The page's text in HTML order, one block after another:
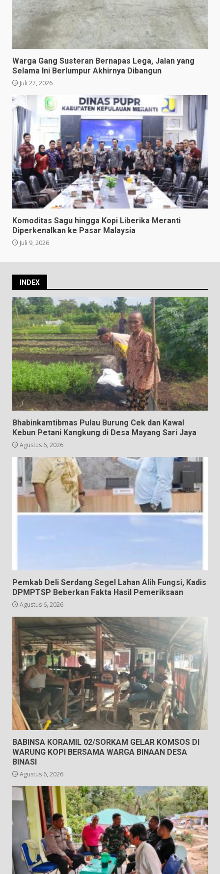
Warga Gang Susteran Bernapas Lega, Jalan yang
Selama Ini Berlumpur Akhirnya Dibangun
Juli 27, 2026
Komoditas Sagu hingga Kopi Liberika Meranti
Diperkenalkan ke Pasar Malaysia
Juli 9, 2026
INDEX
Bhabinkamtibmas Pulau Burung Cek dan Kawal
Kebun Petani Kangkung di Desa Mayang Sari Jaya
Agustus 6, 2026
Pemkab Deli Serdang Segel Lahan Alih Fungsi, Kadis
DPMPTSP Beberkan Fakta Hasil Pemeriksaan
Agustus 6, 2026
BABINSA KORAMIL 02/SORKAM GELAR KOMSOS DI
WARUNG KOPI BERSAMA WARGA BINAAN DESA
BINASI
Agustus 6, 2026